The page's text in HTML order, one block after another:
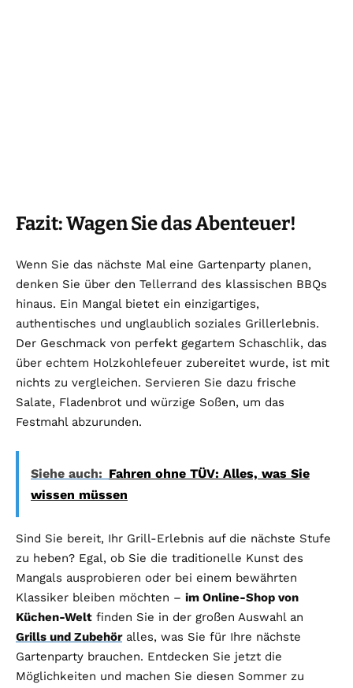
Fazit: Wagen Sie das Abenteuer!
Wenn Sie das nächste Mal eine Gartenparty planen,
denken Sie über den Tellerrand des klassischen BBQs
hinaus. Ein Mangal bietet ein einzigartiges,
authentisches und unglaublich soziales Grillerlebnis.
Der Geschmack von perfekt gegartem Schaschlik, das
über echtem Holzkohlefeuer zubereitet wurde, ist mit
nichts zu vergleichen. Servieren Sie dazu frische
Salate, Fladenbrot und würzige Soßen, um das
Festmahl abzurunden.
Siehe auch: Fahren ohne TÜV: Alles, was Sie
wissen müssen
Sind Sie bereit, Ihr Grill-Erlebnis auf die nächste Stufe
zu heben? Egal, ob Sie die traditionelle Kunst des
Mangals ausprobieren oder bei einem bewährten
Klassiker bleiben möchten – im Online-Shop von
Küchen-Welt finden Sie in der großen Auswahl an
Grills und Zubehöralles, was Sie für Ihre nächste
Gartenparty brauchen. Entdecken Sie jetzt die
Möglichkeiten und machen Sie diesen Sommer zu